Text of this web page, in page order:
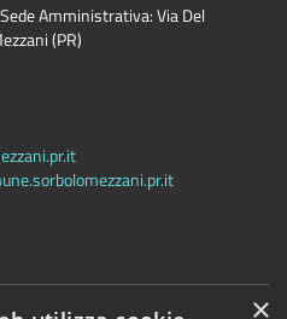
Amministrativa: Via Del
(PR)
×